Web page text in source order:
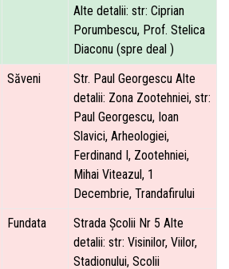
Alte detalii: str: Ciprian
Porumbescu, Prof. Stelica
Diaconu (spre deal )
Săveni
Str. Paul Georgescu Alte
detalii: Zona Zootehniei, str:
Paul Georgescu, Ioan
Slavici, Arheologiei,
Ferdinand I, Zootehniei,
Mihai Viteazul, 1
Decembrie, Trandafirului
Fundata
Strada Școlii Nr 5 Alte
detalii: str: Visinilor, Viilor,
Stadionului, Scolii